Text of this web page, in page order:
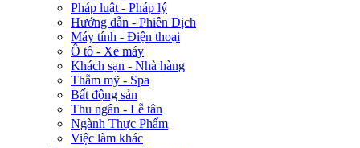
Pháp luật - Pháp lý
Hướng dẫn - Phiên Dịch
Máy tính - Điện thoại
Ô tô - Xe máy
Khách sạn - Nhà hàng
Thẫm mỹ - Spa
Bất động sản
Thu ngân - Lễ tân
Ngành Thực Phẩm
Việc làm khác